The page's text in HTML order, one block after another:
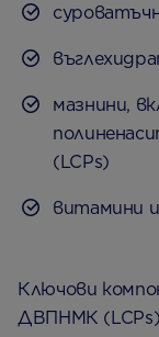
мазнини,
(LCPs)
витамини
Ключови
ДВПНМК